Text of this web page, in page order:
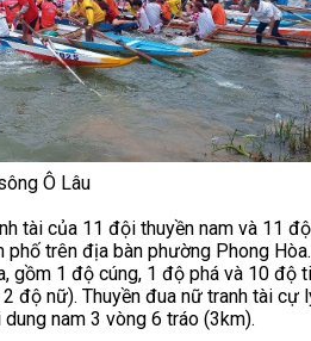
Ô Lâu
tài của 11 đội thuyền nam và 11
trên địa bàn phường Phong
gồm 1 độ cúng, 1 độ phá và 10 độ
độ nữ). Thuyền đua nữ tranh tài cự
nam 3 vòng 6 tráo (3km).